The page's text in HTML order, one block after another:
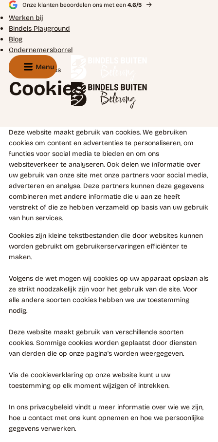
Onze klanten beoordelen ons met een4.6/5
Werken bij
Bindels Playground
Blog
Ondernemersborrel
Menu
Home Cookies
Cookies
Deze website maakt gebruik van cookies. We gebruiken
cookies om content en advertenties te personaliseren, om
functies voor social media te bieden en om ons
websiteverkeer te analyseren. Ook delen we informatie over
uw gebruik van onze site met onze partners voor social media,
adverteren en analyse. Deze partners kunnen deze gegevens
combineren met andere informatie die u aan ze heeft
verstrekt of die ze hebben verzameld op basis van uw gebruik
van hun services.
Cookies zijn kleine tekstbestanden die door websites kunnen
worden gebruikt om gebruikerservaringen efficiënter te
maken.
Volgens de wet mogen wij cookies op uw apparaat opslaan als
ze strikt noodzakelijk zijn voor het gebruik van de site. Voor
alle andere soorten cookies hebben we uw toestemming
nodig.
Deze website maakt gebruik van verschillende soorten
cookies. Sommige cookies worden geplaatst door diensten
van derden die op onze pagina's worden weergegeven.
Via de cookieverklaring op onze website kunt u uw
toestemming op elk moment wijzigen of intrekken.
In ons privacybeleid vindt u meer informatie over wie we zijn,
hoe u contact met ons kunt opnemen en hoe we persoonlijke
gegevens verwerken.